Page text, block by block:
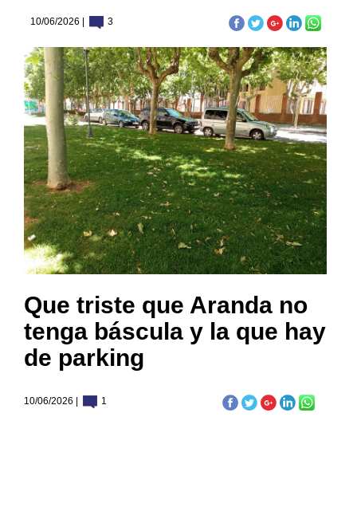
10/06/2026 | 3
Que triste que Aranda no
tenga báscula y la que hay
de parking
10/06/2026 | 1